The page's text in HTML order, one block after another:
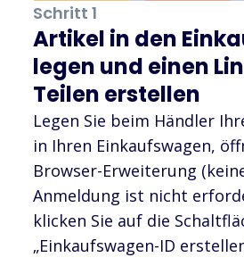
Schritt 1
Artikel in den
legen und einen
Teilen erstellen
Legen Sie beim Händler
in Ihren Einkaufswagen,
Browser-Erweiterung
Anmeldung ist nicht
klicken Sie auf die
„Einkaufswagen-ID